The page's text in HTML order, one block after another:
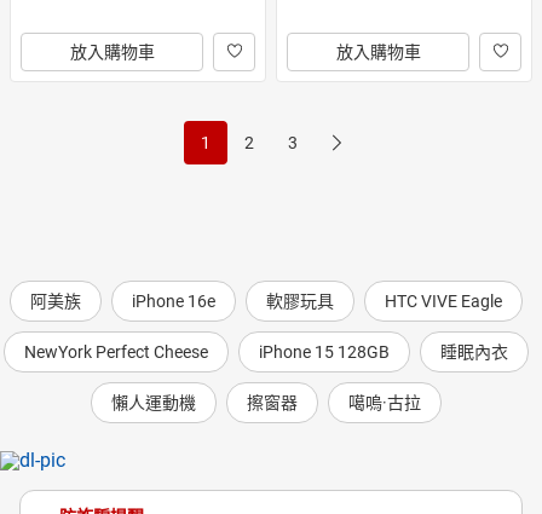
放入購物車 放入購物車
1 2 3
阿美族 iPhone 16e 軟膠玩具 HTC VIVE Eagle
NewYork Perfect Cheese iPhone 15 128GB 睡眠內衣
懶人運動機 擦窗器 噶嗚·古拉